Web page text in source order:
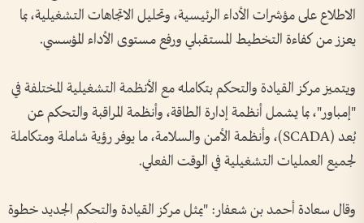
الاطلاع على مؤشرات الأداء الرئيسية، وتحليل الاتجاهات التشغيلية، بما
يعزز من كفاءة التخطيط المستقبلي ورفع مستوى الأداء المؤسسي.
ويتميز مركز القيادة والتحكم بتكامله مع الأنظمة التشغيلية المختلفة في
"إمباور"، بما يشمل أنظمة إدارة الطاقة، وأنظمة المراقبة والتحكم عن
بُعد (SCADA)، وأنظمة الأمن والسلامة، ما يوفر رؤية شاملة ومتكاملة
لجميع العمليات التشغيلية في الوقت الفعلي.
وقال سعادة أحمد بن شعفار: "يمثل مركز القيادة والتحكم الجديد خطوة